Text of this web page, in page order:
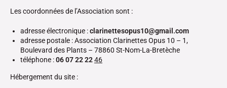
Les coordonnées de l’Association sont :
adresse électronique :clarinettesopus10@gmail.com
adresse postale : Association Clarinettes Opus 10 – 1,
Boulevard des Plants – 78860 St-Nom-La-Bretèche
téléphone :06 07 22 2246
Hébergement du site :